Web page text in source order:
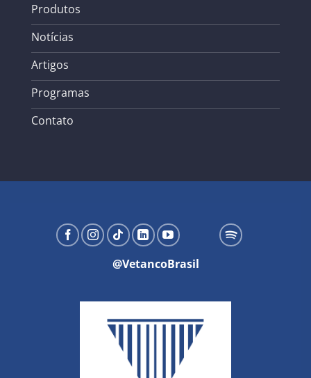
Produtos
Notícias
Artigos
Programas
Contato
@VetancoBrasil